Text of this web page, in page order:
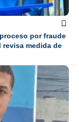
por fraude
medida de